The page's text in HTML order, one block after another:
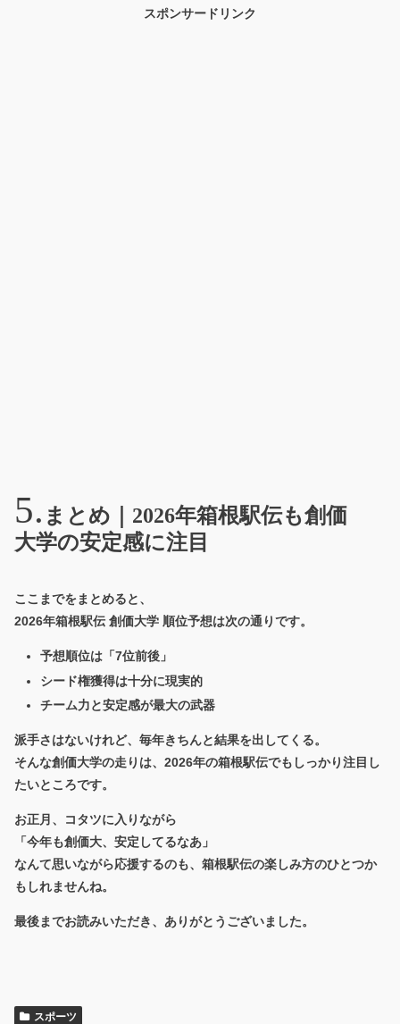
スポンサードリンク
まとめ｜2026年箱根駅伝も創価
大学の安定感に注目
ここまでをまとめると、
2026年箱根駅伝 創価大学 順位予想は次の通りです。
予想順位は「7位前後」
シード権獲得は十分に現実的
チーム力と安定感が最大の武器
派手さはないけれど、毎年きちんと結果を出してくる。
そんな創価大学の走りは、2026年の箱根駅伝でもしっかり注目し
たいところです。
お正月、コタツに入りながら
「今年も創価大、安定してるなあ」
なんて思いながら応援するのも、箱根駅伝の楽しみ方のひとつか
もしれませんね。
最後までお読みいただき、ありがとうございました。
スポーツ